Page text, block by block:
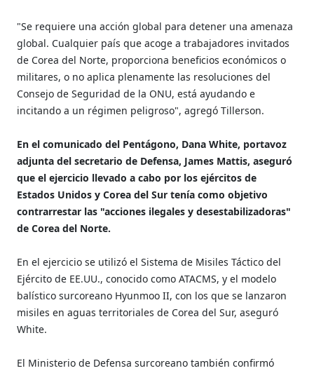
"Se requiere una acción global para detener una amenaza
global. Cualquier país que acoge a trabajadores invitados
de Corea del Norte, proporciona beneficios económicos o
militares, o no aplica plenamente las resoluciones del
Consejo de Seguridad de la ONU, está ayudando e
incitando a un régimen peligroso", agregó Tillerson.
En el comunicado del Pentágono, Dana White, portavoz
adjunta del secretario de Defensa, James Mattis, aseguró
que el ejercicio llevado a cabo por los ejércitos de
Estados Unidos y Corea del Sur tenía como objetivo
contrarrestar las "acciones ilegales y desestabilizadoras"
de Corea del Norte.
En el ejercicio se utilizó el Sistema de Misiles Táctico del
Ejército de EE.UU., conocido como ATACMS, y el modelo
balístico surcoreano Hyunmoo II, con los que se lanzaron
misiles en aguas territoriales de Corea del Sur, aseguró
White.
El Ministerio de Defensa surcoreano también confirmó